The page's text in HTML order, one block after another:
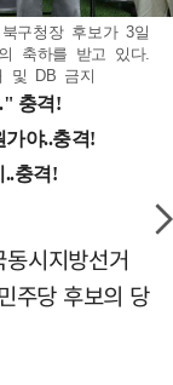
구청장 후보가 3일
축하를 받고 있다.
및 DB 금지
시지방선거
주당 후보의 당